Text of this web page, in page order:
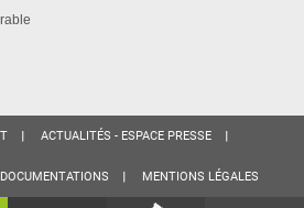
ACTUALITÉS - ESPACE PRESSE
DOCUMENTATIONS MENTIONS LÉGALES